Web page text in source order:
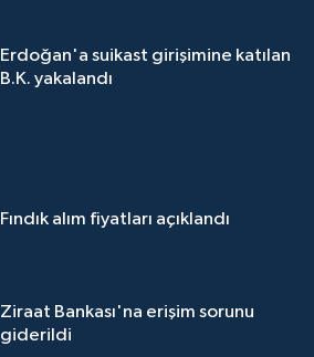
Erdoğan'a suikast girişimine katılan
B.K. yakalandı
Fındık alım fiyatları açıklandı
Ziraat Bankası'na erişim sorunu
giderildi